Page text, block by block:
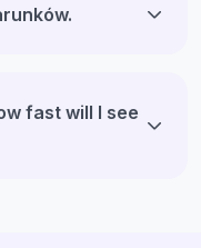
fast will I see